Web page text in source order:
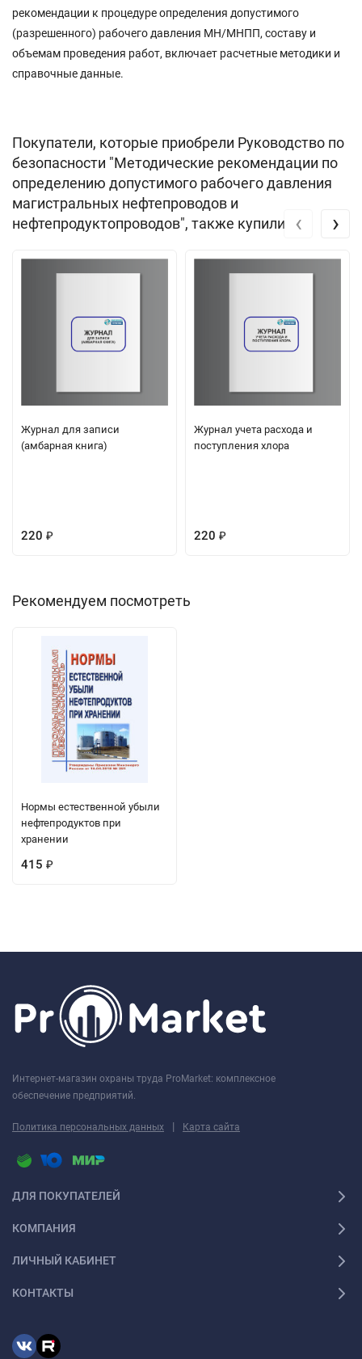
рекомендации к процедуре определения допустимого
(разрешенного) рабочего давления МН/МНПП, составу и
объемам проведения работ, включает расчетные методики и
справочные данные.
Покупатели, которые приобрели Руководство по
безопасности "Методические рекомендации по
определению допустимого рабочего давления
магистральных нефтепроводов и
нефтепродуктопроводов", также купили
Журнал для записи
(амбарная книга)
220 ₽
Журнал учета расхода и
поступления хлора
220 ₽
‹ ›
Рекомендуем посмотреть
Нормы естественной убыли
нефтепродуктов при
хранении
415 ₽
Интернет-магазин охраны труда ProMarket: комплексное
обеспечение предприятий.
Политика персональных данных | Карта сайта
ДЛЯ ПОКУПАТЕЛЕЙ
КОМПАНИЯ
ЛИЧНЫЙ КАБИНЕТ
КОНТАКТЫ